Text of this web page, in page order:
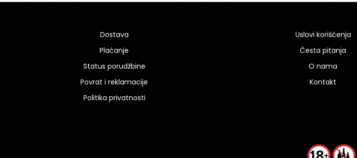
Dostava
Plaćanje
Status porudžbine
Povrat i reklamacije
Politika privatnosti
Uslovi korišćenja
Česta pitanja
O nama
Kontakt